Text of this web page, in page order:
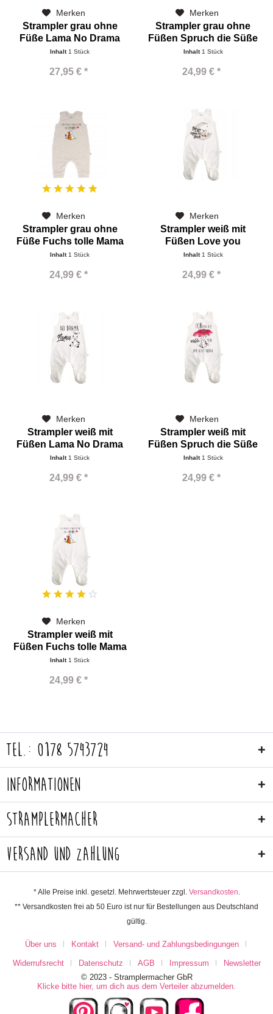
Merken
Strampler grau ohne
Füße Lama No Drama
Inhalt 1 Stück
27,95 € *
Merken
Strampler grau ohne
Füßen Spruch die Süße
Inhalt 1 Stück
24,99 € *
Merken
Strampler grau ohne
Füße Fuchs tolle Mama
Inhalt 1 Stück
24,99 € *
Merken
Strampler weiß mit
Füßen Love you
Inhalt 1 Stück
24,99 € *
Merken
Strampler weiß mit
Füßen Lama No Drama
Inhalt 1 Stück
24,99 € *
Merken
Strampler weiß mit
Füßen Spruch die Süße
Inhalt 1 Stück
24,99 € *
Merken
Strampler weiß mit
Füßen Fuchs tolle Mama
Inhalt1 Stück
24,99 € *
Tel.: 0178 5743724
Informationen
Stramplermacher
Versand und Zahlung
* Alle Preise inkl. gesetzl. Mehrwertsteuer zzgl. Versandkosten.
** Versandkosten frei ab 50 Euro ist nur für Bestellungen aus Deutschland
gültig.
Über uns Kontakt Versand- und Zahlungsbedingungen
Widerrufsrecht Datenschutz AGB Impressum
Newsletter
© 2023 - Stramplermacher GbR
Klicke bitte hier, um dich aus dem Verteiler abzumelden.